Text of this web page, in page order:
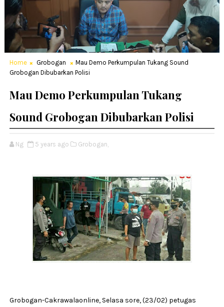
Home Grobogan
Mau Demo Perkumpulan Tukang Sound
Grobogan Dibubarkan Polisi
Mau Demo Perkumpulan Tukang
Sound Grobogan Dibubarkan Polisi
Ng 5 years ago Grobogan,
Grobogan-Cakrawalaonline, Selasa sore, (23/02) petugas